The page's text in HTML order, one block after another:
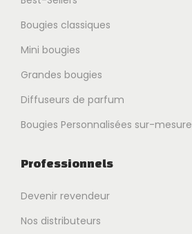
Bougies classiques
Mini bougies
Grandes bougies
Diffuseurs de parfum
Bougies Personnalisées sur-mesure
Professionnels
Devenir revendeur
Nos distributeurs